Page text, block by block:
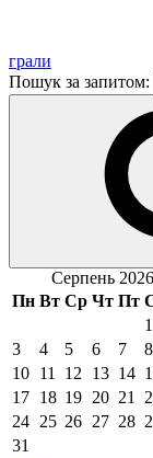
грали
Пошук за запитом:
Серпень 2026
Пн Вт Ср Чт Пт
1
3
4 5 6 7 8
10 11 12 13 14
17 18 19 20 21
24 25 26 27 28
31